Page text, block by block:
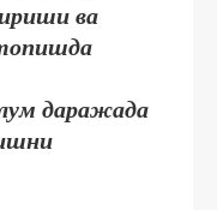
ва
даражада